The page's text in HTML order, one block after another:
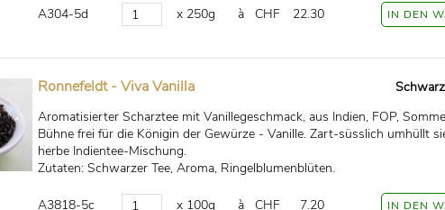
A304-5d x 250g à CHF 22.30
Ronnefeldt - Viva Vanilla
Aromatisierter Scharztee mit Vanillegeschmack, aus Indien, FOP,
Bühne frei für die Königin der Gewürze - Vanille. Zart-süsslich umhüllt
herbe Indientee-Mischung.
Zutaten: Schwarzer Tee, Aroma, Ringelblumenblüten.
A3818-5c x 100g à CHF 7.20